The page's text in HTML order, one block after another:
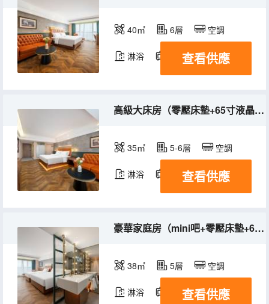
40㎡ 6層 空調
淋浴 電視機 冰箱
查看供應
高級大床房（零壓床墊+65寸液晶電視智能投屏）
35㎡ 5-6層 空調
淋浴 電視機
查看供應
豪華家庭房（mini吧+零壓床墊+65寸電視智能投屏）
38㎡ 5層 空調
淋浴 電視機 冰箱
查看供應